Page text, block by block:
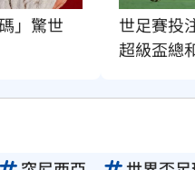
」驚世
世足賽投
超級盃總